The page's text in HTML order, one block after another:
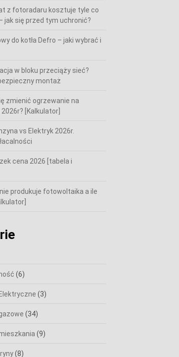
z fotoradaru kosztuje tyle co
jak się przed tym uchronić?
do kotła Defro – jaki wybrać i
w bloku przeciąży sieć?
montaż
zmienić ogrzewanie na
[Kalkulator]
vs Elektryk 2026r.
cena 2026 [tabela i
produkuje fotowoltaika a ile
(6)
(3)
(34)
(9)
(8)